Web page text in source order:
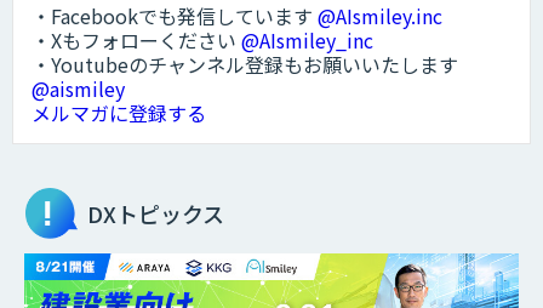
・Facebookでも発信しています @AIsmiley.inc
・Xもフォローください @AIsmiley_inc
・Youtubeのチャンネル登録もお願いいたします
@aismiley
メルマガに登録する
DXトピックス